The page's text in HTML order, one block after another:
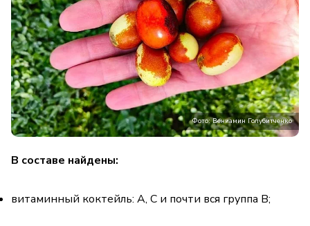
Фото: Вениамин Голубитченко
В составе найдены:
витаминный коктейль: А, С и почти вся группа В;